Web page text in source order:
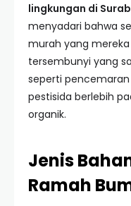
lingkungan di
menyadari bahwa
murah yang
tersembunyi yang
seperti
pestisida berlebih
organik.
Jenis
Ramah